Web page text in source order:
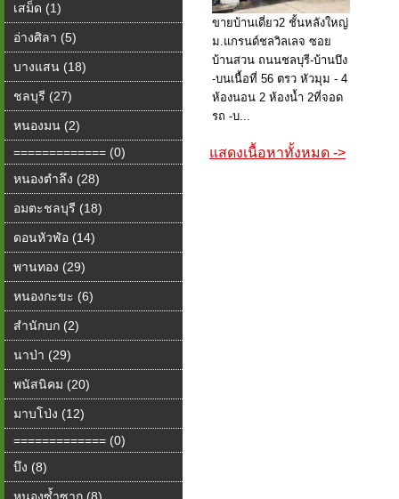
เสม็ด (1)
อ่างศิลา (5)
บางแสน (18)
ชลบุรี (27)
หนองมน (2)
============= (0)
หนองตำลึง (28)
อมตะชลบุรี (18)
ดอนหัวฬ่อ (14)
พานทอง (29)
หนองกะขะ (6)
สำนักบก (2)
นาป่า (29)
พนัสนิคม (20)
มาบโป่ง (12)
============= (0)
บึง (8)
ขายบ้านเดี่ยว2 ชั้นหลังใหญ่
ม.แกรนด์​ชล​วิลเลจ ซอย
บ้านสวน ถนนชลบุรี​-บ้านบึง
-บน​เนื้อที่​ 56​ ตรว​ หัวมุม - 4​
ห้องนอน​ 2​ ห้องน้ำ​ 2ที่จอด
รถ -บ...
แสดงเนื้อหาทั้งหมด ->